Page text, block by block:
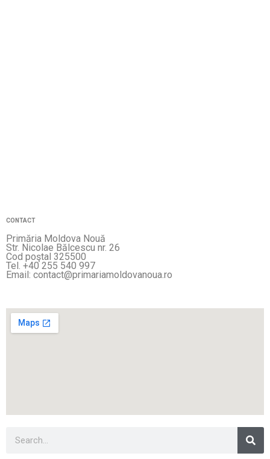
CONTACT
Primăria Moldova Nouă
Str. Nicolae Bălcescu nr. 26
Cod poştal 325500
Tel. +40 255 540 997
Email: contact@primariamoldovanoua.ro